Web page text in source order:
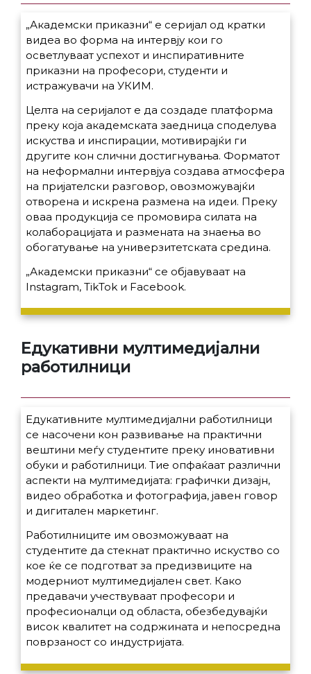
„Академски приказни“ е серијал од кратки
видеа во форма на интервју кои го
осветлуваат успехот и инспиративните
приказни на професори, студенти и
истражувачи на УКИМ.
Целта на серијалот е да создаде платформа
преку која академската заедница споделува
искуства и инспирации, мотивирајќи ги
другите кон слични достигнувања. Форматот
на неформални интервјуа создава атмосфера
на пријателски разговор, овозможувајќи
отворена и искрена размена на идеи. Преку
оваа продукција се промовира силата на
колаборацијата и размената на знаења во
обогатување на универзитетската средина.
„Академски приказни“ се објавуваат на
Instagram, TikTok и Facebook.
Едукативни мултимедијални
работилници
Едукативните мултимедијални работилници
се насочени кон развивање на практични
вештини меѓу студентите преку иновативни
обуки и работилници. Тие опфаќаат различни
аспекти на мултимедијата: графички дизајн,
видео обработка и фотографија, јавен говор
и дигитален маркетинг.
Работилниците им овозможуваат на
студентите да стекнат практично искуство со
кое ќе се подготват за предизвиците на
модерниот мултимедијален свет. Како
предавачи учествуваат професори и
професионалци од областа, обезбедувајќи
висок квалитет на содржината и непосредна
поврзаност со индустријата.